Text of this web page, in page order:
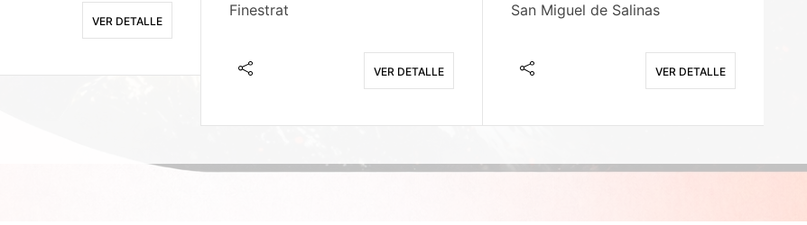
VER DETALLE
Finestrat
VER DETALLE
San Miguel de Salinas
VER DETALLE